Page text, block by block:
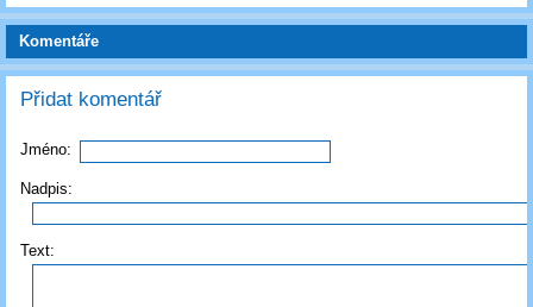
Komentáře
Přidat komentář
Jméno:
Nadpis:
Text: